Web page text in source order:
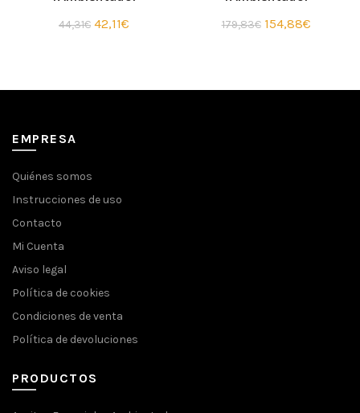
44,31€ El
42,11€ 179,83€ El
154,88€El
EMPRESA
Quiénes somos
Instrucciones de uso
Contacto
Mi Cuenta
Aviso legal
Política de cookies
Condiciones de venta
Política de devoluciones
PRODUCTOS